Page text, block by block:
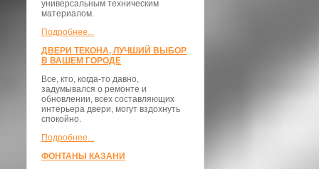
универсальным техническим
материалом.
Подробнее...
ДВЕРИ ТЕКОНА, ЛУЧШИЙ ВЫБОР
В ВАШЕМ ГОРОДЕ
Все, кто, когда-то давно,
задумывался о ремонте и
обновлении, всех составляющих
интерьера двери, могут вздохнуть
спокойно.
Подробнее...
ФОНТАНЫ КАЗАНИ